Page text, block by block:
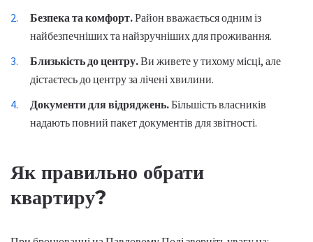
Безпека та комфорт.Район вважається одним із
найбезпечніших та найзручніших для проживання.
Близькість до центру.Ви живете у тихому місці, але
дістаєтесь до центру за лічені хвилини.
Документи для відряджень.Більшість власників
надають повний пакет документів для звітності.
Як правильно обрати
квартиру?